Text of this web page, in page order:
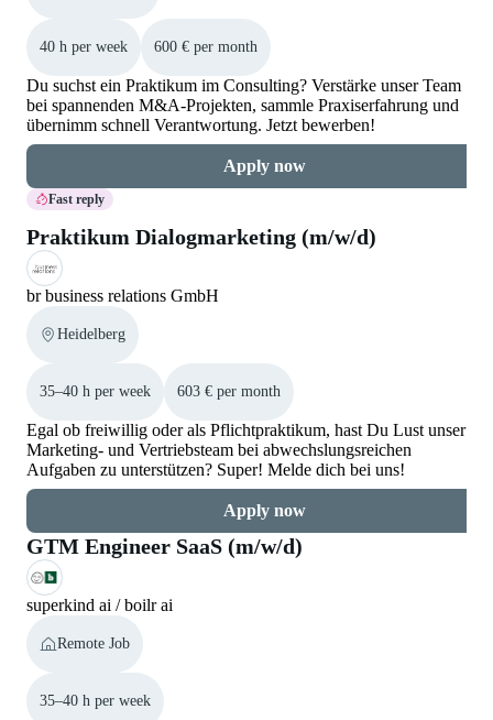
40 h per week 600 € per month
Du suchst ein Praktikum im Consulting? Verstärke unser Team
bei spannenden M&A-Projekten, sammle Praxiserfahrung und
übernimm schnell Verantwortung. Jetzt bewerben!
Apply now
Fast reply
Praktikum Dialogmarketing (m/w/d)
br business relations GmbH
Heidelberg
35–40 h per week 603 € per month
Egal ob freiwillig oder als Pflichtpraktikum, hast Du Lust unser
Marketing- und Vertriebsteam bei abwechslungsreichen
Aufgaben zu unterstützen? Super! Melde dich bei uns!
Apply now
GTM Engineer SaaS (m/w/d)
superkind ai / boilr ai
Remote Job
35–40 h per week